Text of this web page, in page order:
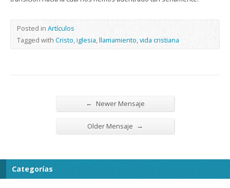
Posted in Artículos
Tagged withCristo,iglesia,llamamiento,vida cristiana
← Newer Mensaje
Older Mensaje →
Categorías